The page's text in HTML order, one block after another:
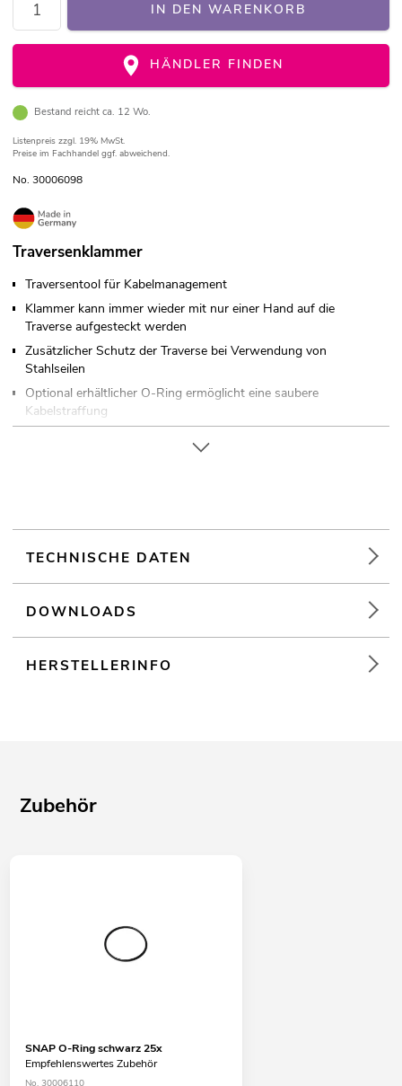
IN DEN WARENKORB
HÄNDLER FINDEN
Bestand reicht ca. 12 Wo.
Listenpreis zzgl. 19% MwSt.
Preise im Fachhandel ggf. abweichend.
No. 30006098
Traversenklammer
Traversentool für Kabelmanagement
Klammer kann immer wieder mit nur einer Hand auf die
Traverse aufgesteckt werden
Zusätzlicher Schutz der Traverse bei Verwendung von
Stahlseilen
Optional erhältlicher O-Ring ermöglicht eine saubere
Kabelstraffung
TECHNISCHE DATEN
DOWNLOADS
HERSTELLERINFO
Zubehör
SNAP O-Ring schwarz 25x
Empfehlenswertes Zubehör